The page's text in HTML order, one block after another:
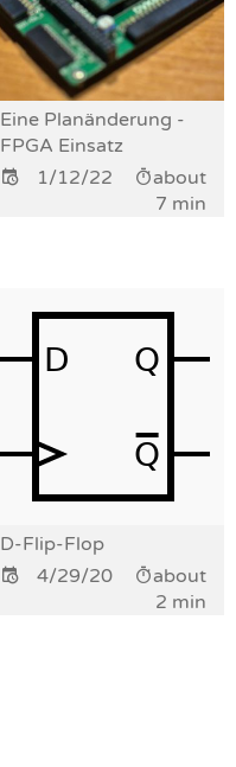
Eine Planänderung -
FPGA Einsatz
1/12/22
about
7 min
D-Flip-Flop
4/29/20
about
2 min